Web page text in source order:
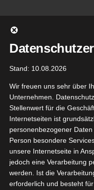
springen
Gehe zu ...
Stand: 10.08.2026
Wir freuen uns sehr über
Unternehmen.
Stellenwert für die
Internetseiten ist
personenbezogener
Person besondere
unsere Internetseite in
jedoch eine Verarbeitung
werden. Ist die
erforderlich und besteht